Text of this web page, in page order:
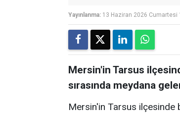
Yayınlanma: 13 Haziran 2026 Cumartesi
Mersin'in Tarsus
sırasında meydana
Mersin'in Tarsus ilçesinde